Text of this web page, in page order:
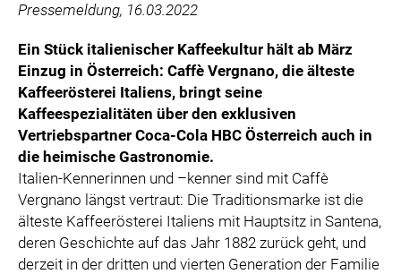
SPORTS MEDIA AUSTRIA
CULINARIUS
RECYCLEMICH-INITIATIVE
VIER HOCH VIER
ALFIES
HANNERSBERG
WILHELM-EXNER-MEDAILLEN STIFTUNG
ADMIRAL SPORTWETTEN
EWP RECYCLING PFAND ÖSTERREICH
ANNEMARIE CHARITY
Pressemeldung, 16.03.2022
Ein Stück italienischer Kaffeekultur hält ab März
Einzug in Österreich: Caffè Vergnano, die älteste
Kaffeerösterei Italiens, bringt seine
Kaffeespezialitäten über den exklusiven
Vertriebspartner Coca-Cola HBC Österreich auch in
die heimische Gastronomie.
Italien-Kennerinnen und –kenner sind mit Caffè
Vergnano längst vertraut: Die Traditionsmarke ist die
älteste Kaffeerösterei Italiens mit Hauptsitz in Santena,
deren Geschichte auf das Jahr 1882 zurück geht, und
derzeit in der dritten und vierten Generation der Familie